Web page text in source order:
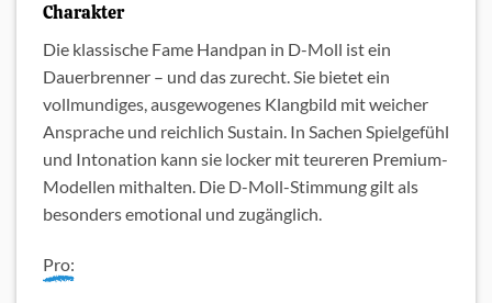
Charakter
Die klassische Fame Handpan in D-Moll ist ein
Dauerbrenner – und das zurecht. Sie bietet ein
vollmundiges, ausgewogenes Klangbild mit weicher
Ansprache und reichlich Sustain. In Sachen Spielgefühl
und Intonation kann sie locker mit teureren Premium-
Modellen mithalten. Die D-Moll-Stimmung gilt als
besonders emotional und zugänglich.
Pro: